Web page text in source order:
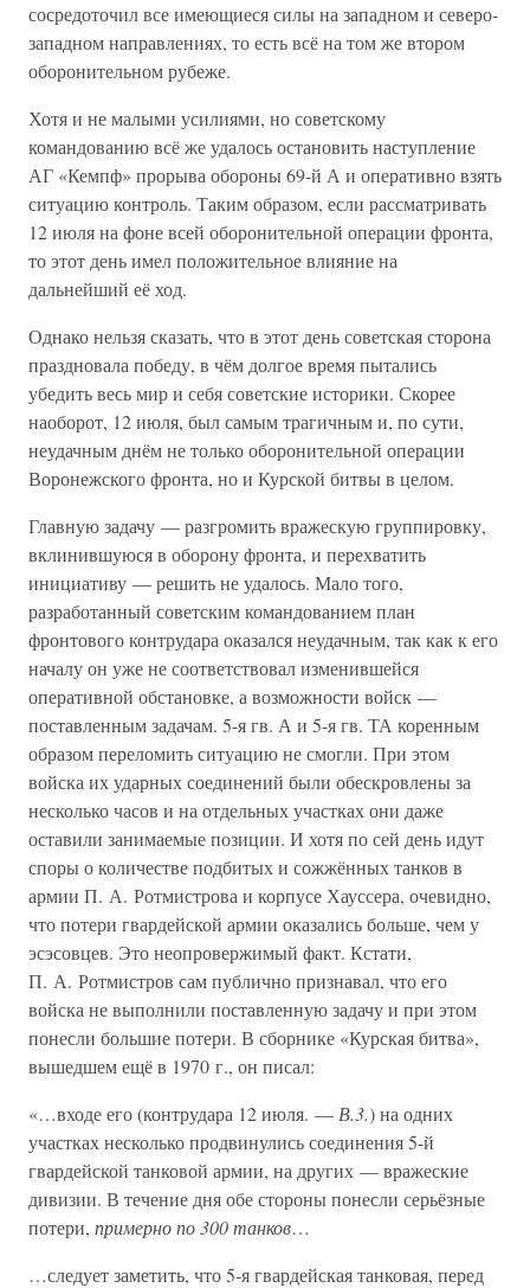
сосредоточил все имеющиеся силы на западном и северо-
западном направлениях, то есть всё на том же втором
оборонительном рубеже.
Хотя и не малыми усилиями, но советскому
командованию всё же удалось остановить наступление
АГ «Кемпф» прорыва обороны 69-й А и оперативно взять
ситуацию контроль. Таким образом, если рассматривать
12 июля на фоне всей оборонительной операции фронта,
то этот день имел положительное влияние на
дальнейший её ход.
Однако нельзя сказать, что в этот день советская сторона
праздновала победу, в чём долгое время пытались
убедить весь мир и себя советские историки. Скорее
наоборот, 12 июля, был самым трагичным и, по сути,
неудачным днём не только оборонительной операции
Воронежского фронта, но и Курской битвы в целом.
Главную задачу — разгромить вражескую группировку,
вклинившуюся в оборону фронта, и перехватить
инициативу — решить не удалось. Мало того,
разработанный советским командованием план
фронтового контрудара оказался неудачным, так как к его
началу он уже не соответствовал изменившейся
оперативной обстановке, а возможности войск —
поставленным задачам. 5-я гв. А и 5-я гв. ТА коренным
образом переломить ситуацию не смогли. При этом
войска их ударных соединений были обескровлены за
несколько часов и на отдельных участках они даже
оставили занимаемые позиции. И хотя по сей день идут
споры о количестве подбитых и сожжённых танков в
армии П. А. Ротмистрова и корпусе Хауссера, очевидно,
что потери гвардейской армии оказались больше, чем у
эсэсовцев. Это неопровержимый факт. Кстати,
П. А. Ротмистров сам публично признавал, что его
войска не выполнили поставленную задачу и при этом
понесли большие потери. В сборнике «Курская битва»,
вышедшем ещё в 1970 г., он писал:
«…входе его (контрудара 12 июля. — В.3.) на одних
участках несколько продвинулись соединения 5-й
гвардейской танковой армии, на других — вражеские
дивизии. В течение дня обе стороны понесли серьёзные
потери, примерно по 300 танков…
…следует заметить, что 5-я гвардейская танковая, перед